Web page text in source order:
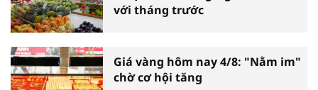
với tháng trước
Giá vàng hôm nay 4/8: "Nằm im"
chờ cơ hội tăng